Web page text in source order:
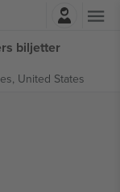
biljetter
United States